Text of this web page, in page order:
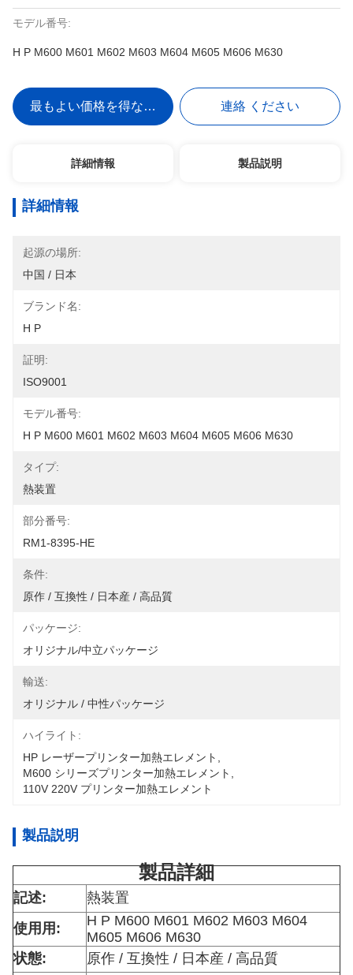
モデル番号:
H P M600 M601 M602 M603 M604 M605 M606 M630
最もよい価格を得なさい 連絡 ください
詳細情報 製品説明
詳細情報
起源の場所:
中国 / 日本
ブランド名:
H P
証明:
ISO9001
モデル番号:
H P M600 M601 M602 M603 M604 M605 M606 M630
タイプ:
熱装置
部分番号:
RM1-8395-HE
条件:
原作 / 互換性 / 日本産 / 高品質
パッケージ:
オリジナル/中立パッケージ
輸送:
オリジナル / 中性パッケージ
ハイライト:
HP レーザープリンター加熱エレメント
M600 シリーズプリンター加熱エレメント
110V 220V プリンター加熱エレメント
製品説明
製品詳細
記述:
熱装置
使用用:
H P M600 M601 M602 M603 M604
M605 M606 M630
状態:
原作 / 互換性 / 日本産 / 高品質